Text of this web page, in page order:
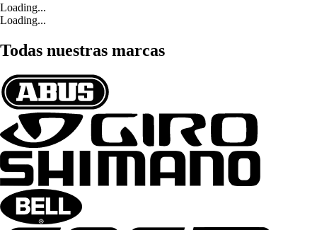
Loading...
Loading...
Todas nuestras marcas